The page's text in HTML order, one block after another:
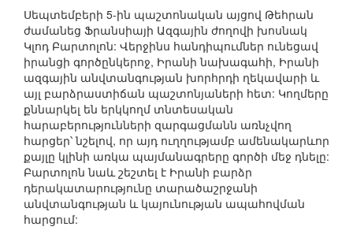
Սեպտեմբերի 5-ին պաշտոնական այցով Թեհրան
ժամանեց Ֆրանսիայի Ազգային ժողովի խոսնակ
Կլոդ Բարտոլոն: Վերջինս հանդիպումներ ունեցավ
իրանցի գործընկերոջ, Իրանի նախագահի, Իրանի
ազգային անվտանգության խորհրդի ղեկավարի և
այլ բարձրաստիճան պաշտոնյաների հետ: Կողմերը
քննարկել են երկկողմ տնտեսական
հարաբերությունների զարգացմանն առնչվող
հարցեր՝ նշելով, որ այդ ուղղությամբ ամենակարևոր
քայլը կլինի առկա պայմանագրերը գործի մեջ դնելը:
Բարտոլոն նաև շեշտել է Իրանի բարձր
դերակատարությունը տարածաշրջանի
անվտանգության և կայունության ապահովման
հարցում: